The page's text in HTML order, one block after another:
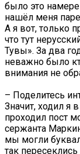
было это
нашёл меня
А я вот, только
что тут
Тувы». За два
неважно было
внимания не
– Поделитесь
Значит, ходил я
проходил пост
сержанта
мы могли
так